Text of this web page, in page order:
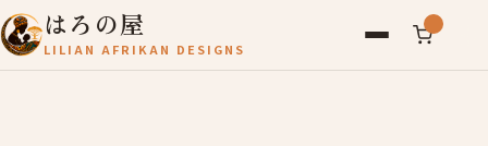
はろの屋
LILIAN AFRIKAN DESIGNS